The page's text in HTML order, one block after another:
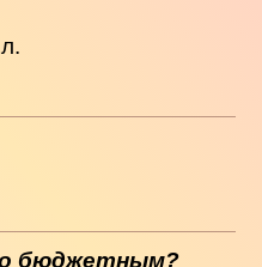
бюджетным?